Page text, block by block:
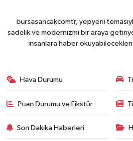
bursasancakcomtr, yepyeni
sadelik ve modernizmi bir araya
insanlara haber okuyabilecekleri
Hava Durumu
Puan Durumu ve Fikstür
Son Dakika Haberleri